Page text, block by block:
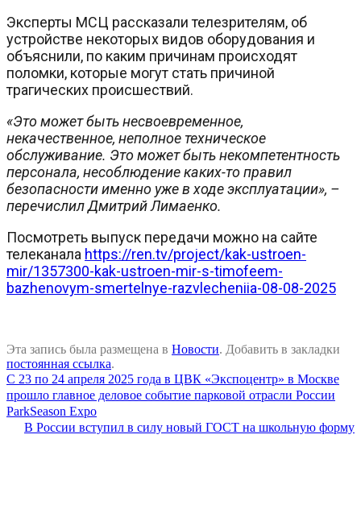
Эксперты МСЦ рассказали телезрителям, об
устройстве некоторых видов оборудования и
объяснили, по каким причинам происходят
поломки, которые могут стать причиной
трагических происшествий.
«Это может быть несвоевременное,
некачественное, неполное техническое
обслуживание. Это может быть некомпетентность
персонала, несоблюдение каких-то правил
безопасности именно уже в ходе эксплуатации», –
перечислил Дмитрий Лимаенко.
Посмотреть выпуск передачи можно на сайте
телеканала https://ren.tv/project/kak-ustroen-
mir/1357300-kak-ustroen-mir-s-timofeem-
bazhenovym-smertelnye-razvlecheniia-08-08-2025
Эта запись была размещена в Новости. Добавить в закладки
постоянная ссылка.
С 23 по 24 апреля 2025 года в ЦВК «Экспоцентр» в Москве
прошло главное деловое событие парковой отрасли России
ParkSeason Expo
В России вступил в силу новый ГОСТ на школьную форму